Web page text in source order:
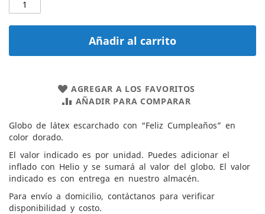
Añadir al carrito
AGREGAR A LOS FAVORITOS
AÑADIR PARA COMPARAR
Globo de látex escarchado con “Feliz Cumpleaños” en
color dorado.
El valor indicado es por unidad. Puedes adicionar el
inflado con Helio y se sumará al valor del globo. El valor
indicado es con entrega en nuestro almacén.
Para envío a domicilio, contáctanos para verificar
disponibilidad y costo.